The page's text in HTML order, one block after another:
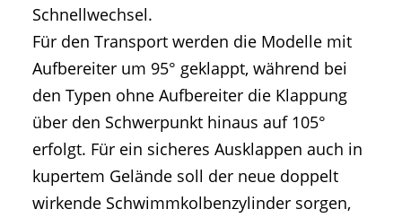
Schnellwechsel.
Für den Transport werden die Modelle mit
Aufbereiter um 95° geklappt, während bei
den Typen ohne Aufbereiter die Klappung
über den Schwerpunkt hinaus auf 105°
erfolgt. Für ein sicheres Ausklappen auch in
kupertem Gelände soll der neue doppelt
wirkende Schwimmkolbenzylinder sorgen,